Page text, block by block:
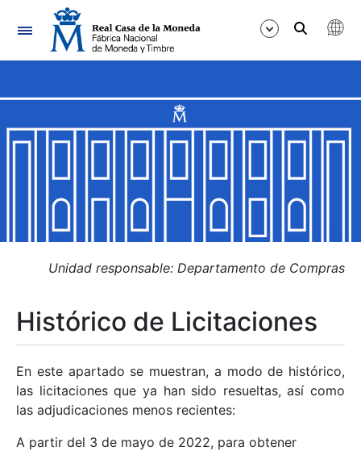
Navegación
Mostrar/Ocultar
Mostrar/Ocultar
Mostrar/Ocultar
Mostrar/Ocultar
Mostrar/Ocultar
Unidad responsable: Departamento de Compras
Histórico de Licitaciones
En este apartado se muestran, a modo de histórico,
las licitaciones que ya han sido resueltas, así como
las adjudicaciones menos recientes:
A partir del 3 de mayo de 2022, para obtener